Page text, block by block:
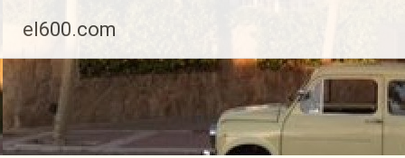
contenido
el600.com